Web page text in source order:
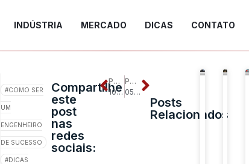
INDÚSTRIA MERCADO DICAS CONTATO
COMO SER
UM
ENGENHEIRO
DE SUCESSO
DICAS
Compartilhe
este
post
nas
redes
sociais:
POST ANTERIOR
10 dicas importantes para você reduzir o tempo gasto no desenvolvimento de um projeto
PRÓXIMO POST
05 coisas que podem te levarão ao Fracasso
Posts
Relacionados